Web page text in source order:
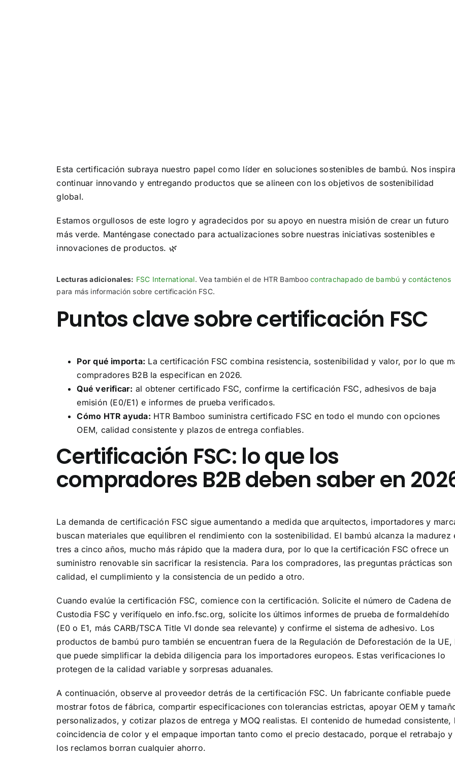
Esta certificación subraya nuestro papel como líder en soluciones sostenibles de bambú. Nos
continuar innovando y entregando productos que se alineen con los objetivos de sostenibilidad
global.
Estamos orgullosos de este logro y agradecidos por su apoyo en nuestra misión de crear un futuro
más verde. Manténgase conectado para actualizaciones sobre nuestras iniciativas sostenibles e
innovaciones de productos. 🌿
Lecturas adicionales: FSC International. Vea también el de HTR Bamboocontrachapado de bambú ycontáctenos
para más información sobre certificación FSC.
Puntos clave sobre certificación FSC
Por qué importa: La certificación FSC combina resistencia, sostenibilidad y valor, por lo que
compradores B2B la especifican en 2026.
Qué verificar: al obtener certificado FSC, confirme la certificación FSC, adhesivos de baja
emisión (E0/E1) e informes de prueba verificados.
Cómo HTR ayuda: HTR Bamboo suministra certificado FSC en todo el mundo con opciones
OEM, calidad consistente y plazos de entrega confiables.
Certificación FSC: lo que los
compradores B2B deben saber en
La demanda de certificación FSC sigue aumentando a medida que arquitectos, importadores y
buscan materiales que equilibren el rendimiento con la sostenibilidad. El bambú alcanza la madurez
tres a cinco años, mucho más rápido que la madera dura, por lo que la certificación FSC ofrece un
suministro renovable sin sacrificar la resistencia. Para los compradores, las preguntas prácticas son
calidad, el cumplimiento y la consistencia de un pedido a otro.
Cuando evalúe la certificación FSC, comience con la certificación. Solicite el número de Cadena de
Custodia FSC y verifíquelo en info.fsc.org, solicite los últimos informes de prueba de formaldehído
(E0 o E1, más CARB/TSCA Title VI donde sea relevante) y confirme el sistema de adhesivo. Los
productos de bambú puro también se encuentran fuera de la Regulación de Deforestación de la UE,
que puede simplificar la debida diligencia para los importadores europeos. Estas verificaciones lo
protegen de la calidad variable y sorpresas aduanales.
A continuación, observe al proveedor detrás de la certificación FSC. Un fabricante confiable puede
mostrar fotos de fábrica, compartir especificaciones con tolerancias estrictas, apoyar OEM y
personalizados, y cotizar plazos de entrega y MOQ realistas. El contenido de humedad consistente,
coincidencia de color y el empaque importan tanto como el precio destacado, porque el retrabajo y
los reclamos borran cualquier ahorro.